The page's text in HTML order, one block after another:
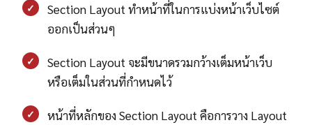
✓
Section Layout ทำหน้าที่ในการแบ่งหน้าเว็บไซต์
ออกเป็นส่วนๆ
✓
Section Layout จะมีขนาดรวมกว้างเต็มหน้าเว็บ
หรือเต็มในส่วนที่กำหนดไว้
✓
หน้าที่หลักของ Section Layout คือการวาง Layout